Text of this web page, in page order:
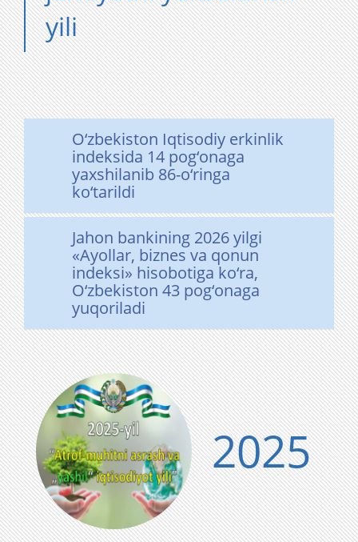
yili
O‘zbekiston Iqtisodiy erkinlik
indeksida 14 pog‘onaga
yaxshilanib 86-o‘ringa
ko‘tarildi
Jahon bankining 2026 yilgi
«Ayollar, biznes va qonun
indeksi» hisobotiga ko‘ra,
O‘zbekiston 43 pog‘onaga
yuqoriladi
2025